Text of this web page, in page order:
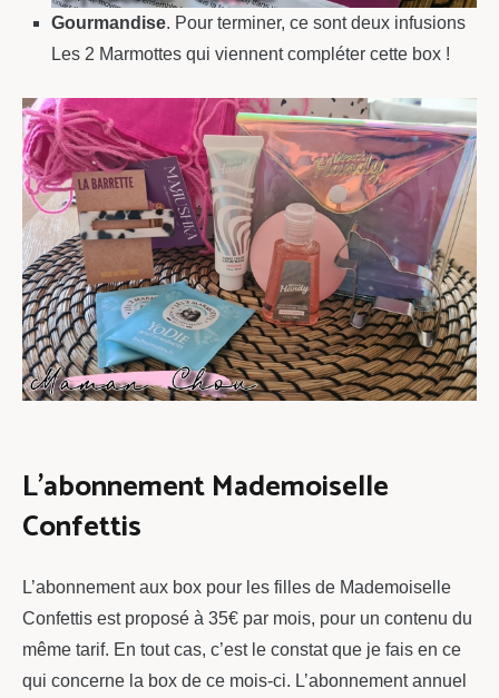
Gourmandise. Pour terminer, ce sont deux infusions
Les 2 Marmottes qui viennent compléter cette box !
L’abonnement Mademoiselle
Confettis
L’abonnement aux box pour les filles de Mademoiselle
Confettis est proposé à 35€ par mois, pour un contenu du
même tarif. En tout cas, c’est le constat que je fais en ce
qui concerne la box de ce mois-ci. L’abonnement annuel